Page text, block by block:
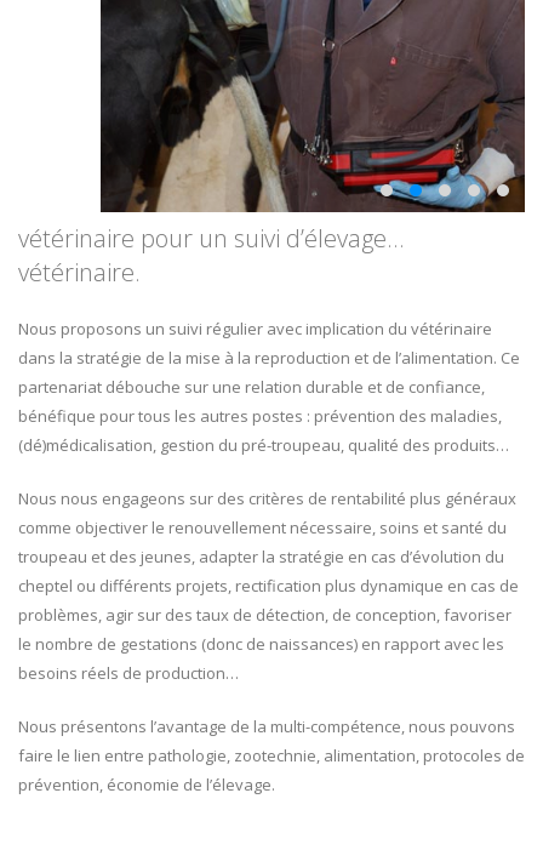
vétérinaire pour un suivi d’élevage…
vétérinaire.
Nous proposons un suivi régulier avec implication du vétérinaire
dans la stratégie de la mise à la reproduction et de l’alimentation. Ce
partenariat débouche sur une relation durable et de confiance,
bénéfique pour tous les autres postes : prévention des maladies,
(dé)médicalisation, gestion du pré-troupeau, qualité des produits…
Nous nous engageons sur des critères de rentabilité plus généraux
comme objectiver le renouvellement nécessaire, soins et santé du
troupeau et des jeunes, adapter la stratégie en cas d’évolution du
cheptel ou différents projets, rectification plus dynamique en cas de
problèmes, agir sur des taux de détection, de conception, favoriser
le nombre de gestations (donc de naissances) en rapport avec les
besoins réels de production…
Nous présentons l’avantage de la multi-compétence, nous pouvons
faire le lien entre pathologie, zootechnie, alimentation, protocoles de
prévention, économie de l’élevage.